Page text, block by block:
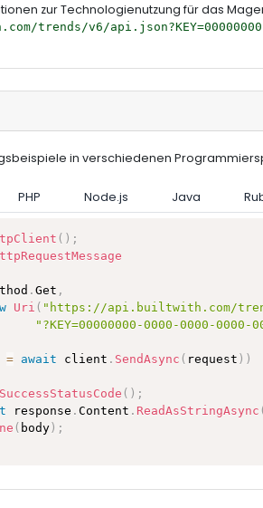
zur Technologienutzung für das
trends/v6/api.json?KEY=00000000-
in verschiedenen
PHP Node.js Java
( ) ;
. Get ,
Uri ( "https://api.builtwith.com/
"?KEY=00000000-0000-0000-0000-
= await client . SendAsync ( request ) )
( ) ;
response . Content . ReadAsStringAsync (
( body) ;